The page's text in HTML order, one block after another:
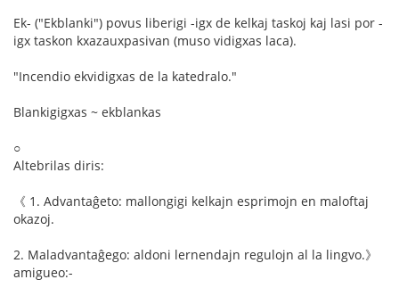
Ek- ("Ekblanki") povus liberigi -igx de kelkaj taskoj kaj lasi por -
igx taskon kxazauxpasivan (muso vidigxas laca).
"Incendio ekvidigxas de la katedralo."
Blankigigxas ~ ekblankas
○
Altebrilas diris:
《 1. Advantaĝeto: mallongigi kelkajn esprimojn en maloftaj
okazoj.
2. Maladvantaĝego: aldoni lernendajn regulojn al la lingvo.》
amigueo:-